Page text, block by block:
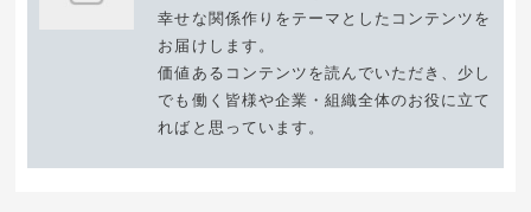
幸せな関係作りをテーマとしたコンテンツを
お届けします。
価値あるコンテンツを読んでいただき、少し
でも働く皆様や企業・組織全体のお役に立て
ればと思っています。